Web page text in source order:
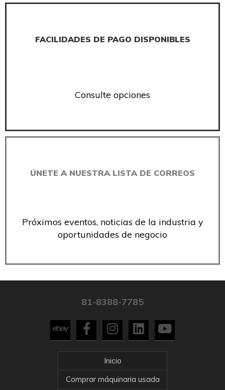
FACILIDADES DE PAGO DISPONIBLES
Consulte opciones
ÚNETE A NUESTRA LISTA DE CORREOS
Próximos eventos, noticias de la industria y
oportunidades de negocio
81-8388-7785
Inicio
Comprar máquinaria usada